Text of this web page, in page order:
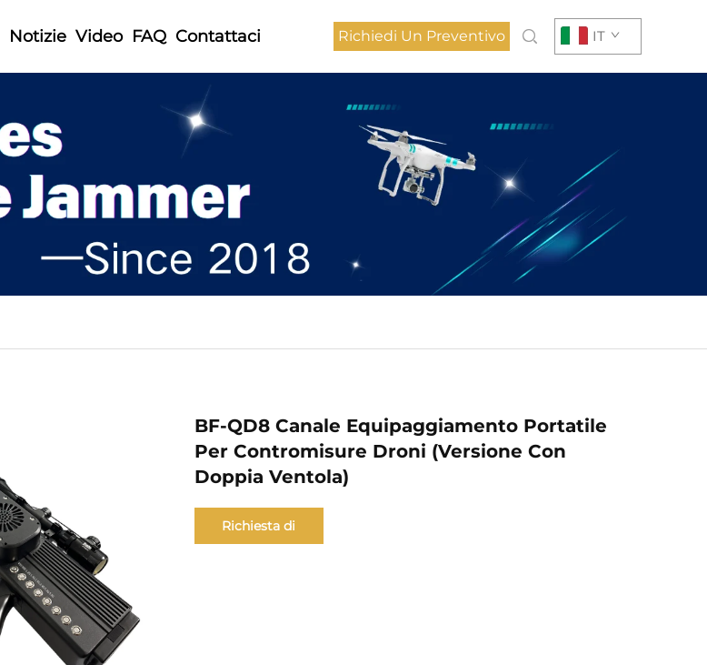
Notizie Video FAQ Contattaci Richiedi Un Preventivo IT
BF-QD8 Canale Equipaggiamento Portatile
Per Contromisure Droni (Versione Con
Doppia Ventola)
Richiesta di